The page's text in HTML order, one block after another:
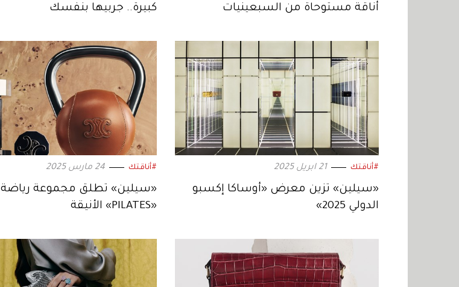
أناقة مستوحاة من السبعينيات
كبيرة.. جربيها بنفسك
#أناقتك 21 ابريل 2025
«سيلين» تزين معرض «أوساكا إكسبو
الدولي 2025»
#أناقتك 24 مارس 2025
«سيلين» تطلق مجموعة رياضة
«PILATES» الأنيقة